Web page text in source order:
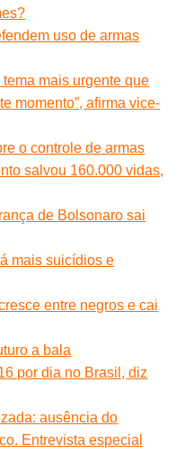
uso de armas
tema mais urgente que
momento”, afirma vice-
o controle de armas
salvou 160.000 vidas,
de Bolsonaro sai
mais suicídios e
entre negros e cai
a bala
por dia no Brasil, diz
ausência do
Entrevista especial